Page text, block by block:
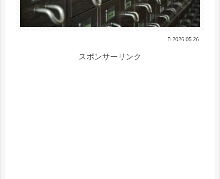
2026.05.26
スポンサーリンク